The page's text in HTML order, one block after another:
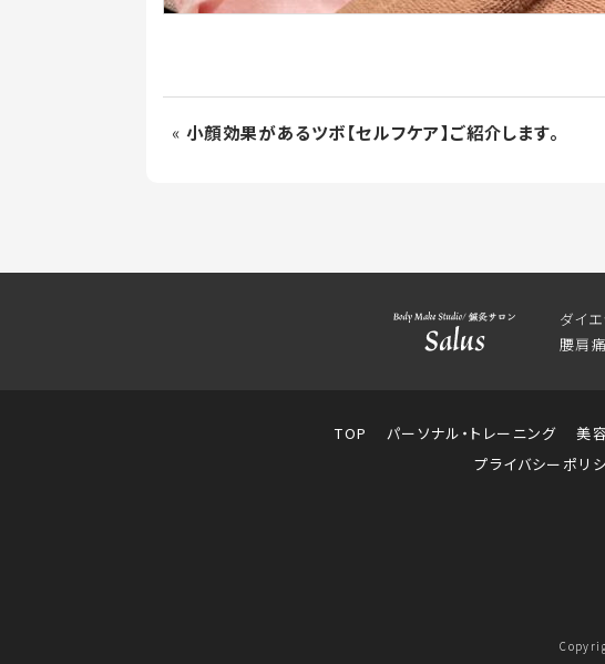
« 小顔効果があるツボ【セルフケア】ご紹介します。
ダイ
腰肩
TOP パーソナル・トレーニング 美
プライバシーポリ